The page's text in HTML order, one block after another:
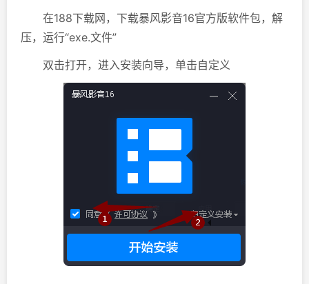
在188下载网，下载暴风影音16官方版软件包，解
压，运行“exe.文件”
双击打开，进入安装向导，单击自定义